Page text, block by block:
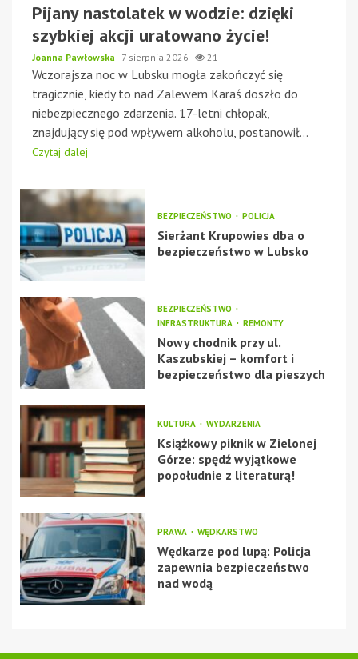
Pijany nastolatek w wodzie: dzięki
szybkiej akcji uratowano życie!
Joanna Pawłowska 7 sierpnia 2026 21
Wczorajsza noc w Lubsku mogła zakończyć się
tragicznie, kiedy to nad Zalewem Karaś doszło do
niebezpiecznego zdarzenia. 17-letni chłopak,
znajdujący się pod wpływem alkoholu, postanowił...
Czytaj dalej
BEZPIECZEŃSTWO POLICJA
Sierżant Krupowies dba o
bezpieczeństwo w Lubsko
BEZPIECZEŃSTWO
INFRASTRUKTURA
REMONTY
Nowy chodnik przy ul.
Kaszubskiej – komfort i
bezpieczeństwo dla pieszych
KULTURA WYDARZENIA
Książkowy piknik w Zielonej
Górze: spędź wyjątkowe
popołudnie z literaturą!
PRAWA WĘDKARSTWO
Wędkarze pod lupą: Policja
zapewnia bezpieczeństwo
nad wodą